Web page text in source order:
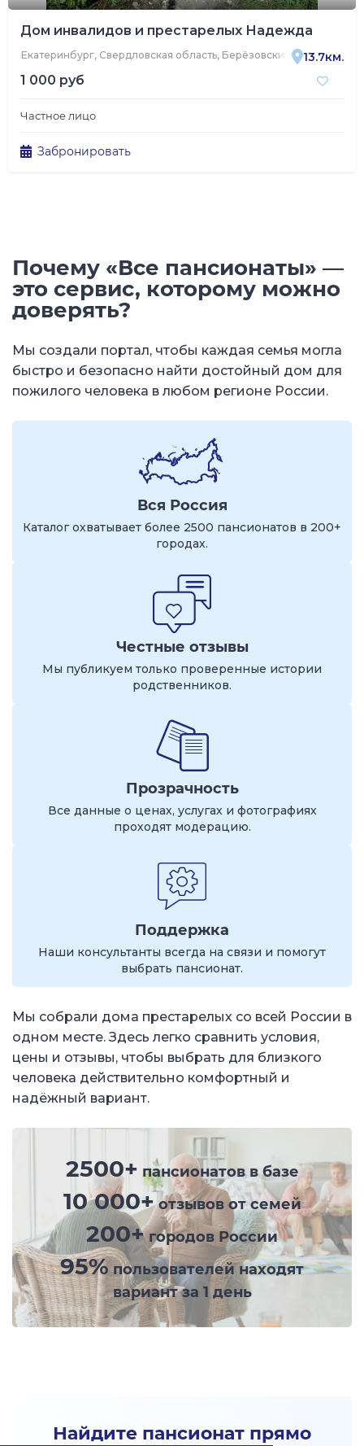
Дом инвалидов и престарелых Надежда
Екатеринбург, Свердловская область, Берёзовский, Уральская
13.7км.
1 000 руб
Частное лицо
Забронировать
Почему «Все пансионаты» —
это сервис, которому можно
доверять?
Мы создали портал, чтобы каждая семья могла
быстро и безопасно найти достойный дом для
пожилого человека в любом регионе России.
Вся Россия
Каталог охватывает более 2500 пансионатов в 200+
городах.
Честные отзывы
Мы публикуем только проверенные истории
родственников.
Прозрачность
Все данные о ценах, услугах и фотографиях
проходят модерацию.
Поддержка
Наши консультанты всегда на связи и помогут
выбрать пансионат.
Мы собрали дома престарелых со всей России в
одном месте. Здесь легко сравнить условия,
цены и отзывы, чтобы выбрать для близкого
человека действительно комфортный и
надёжный вариант.
2500+ пансионатов в базе
10 000+отзывов от семей
200+городов России
95%пользователей находят
вариант за 1 день
Найдите пансионат прямо